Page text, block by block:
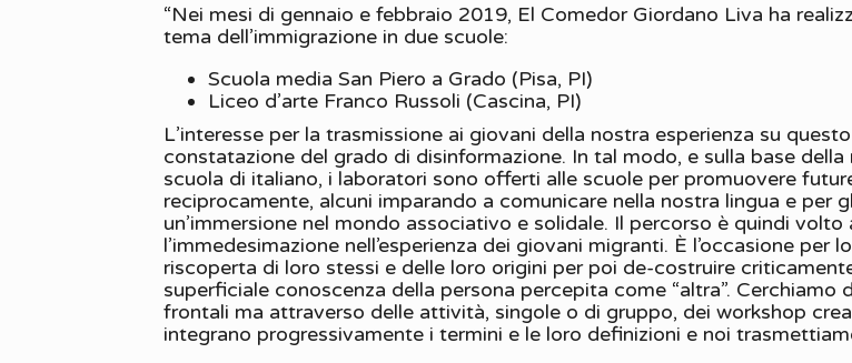
“Nei mesi di gennaio e febbraio 2019, El Comedor Giordano Liva ha
tema dell’immigrazione in due scuole:
Scuola media San Piero a Grado (Pisa, PI)
Liceo d’arte Franco Russoli (Cascina, PI)
L’interesse per la trasmissione ai giovani della nostra esperienza su
constatazione del grado di disinformazione. In tal modo, e sulla base
scuola di italiano, i laboratori sono offerti alle scuole per promuovere
reciprocamente, alcuni imparando a comunicare nella nostra lingua e per
un’immersione nel mondo associativo e solidale. Il percorso è quindi
l’immedesimazione nell’esperienza dei giovani migranti. È l’occasione
riscoperta di loro stessi e delle loro origini per poi de-costruire
superficiale conoscenza della persona percepita come “altra”.
frontali ma attraverso delle attività, singole o di gruppo, dei workshop
integrano progressivamente i termini e le loro definizioni e noi